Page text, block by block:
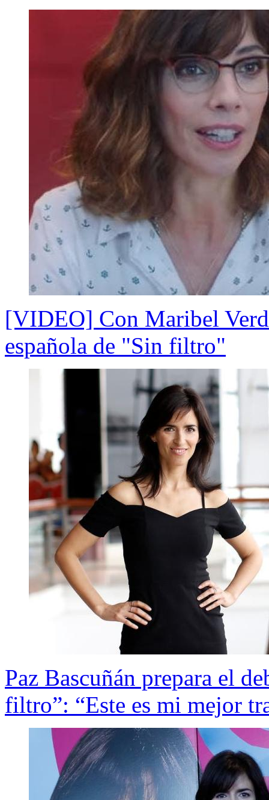
[VIDEO] Con Maribel
española de "Sin filtro"
Paz Bascuñán prepara el
filtro”: “Este es mi mejor